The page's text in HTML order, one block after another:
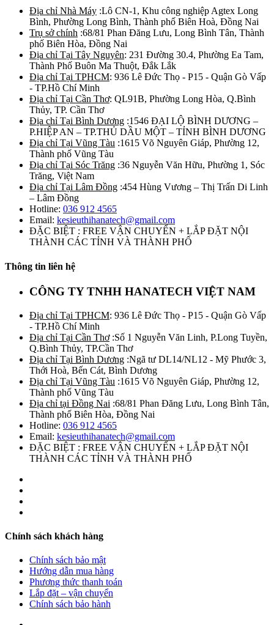
Địa chỉ Nhà Máy :Lô CN-1, Khu công nghiệp Agtex Long
Bình, Phường Long Bình, Thành phố Biên Hoà, Đồng Nai
Trụ sở chính :68/81 Phan Đăng Lưu, Long Bình Tân, Thành
phố Biên Hòa, Đồng Nai
Địa chỉ Tại Tây Nguyên: 231 Đường 30.4, Phường Ea Tam,
Thành Phố Buôn Ma Thuột, Đắk Lắk
Địa chỉ Tại TPHCM: 936 Lê Đức Thọ - P15 - Quận Gò Vấp
- TP.Hồ Chí Minh
Địa chỉ Tại Cần Thơ: QL91B, Phường Long Hòa, Q.Bình
Thủy, TP. Cần Thơ
Địa chỉ Tại Bình Dương :1546 ĐẠI LỘ BÌNH DƯƠNG –
P.HIỆP AN – TP.THỦ DẦU MỘT – TỈNH BÌNH DƯƠNG
Địa chỉ Tại Vũng Tàu :1615 Võ Nguyên Giáp, Phường 12,
Thành phố Vũng Tàu
Địa chỉ Tại Sóc Trăng :36 Nguyễn Văn Hữu, Phường 1, Sóc
Trăng, Việt Nam
Địa chỉ Tại Lâm Đồng :454 Hùng Vương – Thị Trấn Di Linh
– Lâm Đồng
Hotline: 036 912 4565
Email: kesieuthihanatech@gmail.com
ĐẶC BIỆT : FREE VẬN CHUYỂN + LẮP ĐẶT NỘI
THÀNH CÁC TỈNH VÀ THÀNH PHỐ
Thông tin liên hệ
CÔNG TY TNHH HANATECH VIỆT NAM
Địa chỉ Tại TPHCM: 936 Lê Đức Thọ - P15 - Quận Gò Vấp
- TP.Hồ Chí Minh
Địa chỉ Tại Cần Thơ:Số 1 Nguyễn Văn Linh, P.Long Tuyền,
Q.Bình Thủy, TP.Cần Thơ
Địa chỉ Tại Bình Dương :Ngã tư DL14/NL12 - Mỹ Phước 3,
Thới Hoà, Bến Cát, Bình Dương
Địa chỉ Tại Vũng Tàu :1615 Võ Nguyên Giáp, Phường 12,
Thành phố Vũng Tàu
Địa chỉ tại Đồng Nai :68/81 Phan Đăng Lưu, Long Bình Tân,
Thành phố Biên Hòa, Đồng Nai
Hotline: 036 912 4565
Email: kesieuthihanatech@gmail.com
ĐẶC BIỆT : FREE VẬN CHUYỂN + LẮP ĐẶT NỘI
THÀNH CÁC TỈNH VÀ THÀNH PHỐ
Chính sách khách hàng
Chính sách bảo mật
Hướng dẫn mua hàng
Phương thức thanh toán
Lắp đặt – vận chuyển
Chính sách bảo hành